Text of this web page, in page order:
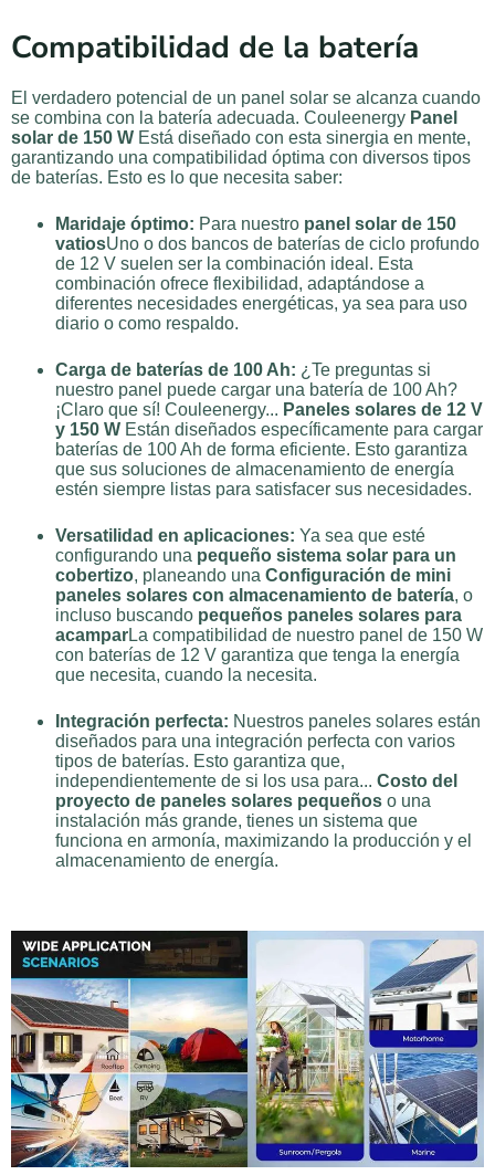
Compatibilidad de la batería
El verdadero potencial de un panel solar se alcanza cuando
se combina con la batería adecuada. Couleenergy Panel
solar de 150 W Está diseñado con esta sinergia en mente,
garantizando una compatibilidad óptima con diversos tipos
de baterías. Esto es lo que necesita saber:
Maridaje óptimo: Para nuestro panel solar de 150
vatiosUno o dos bancos de baterías de ciclo profundo
de 12 V suelen ser la combinación ideal. Esta
combinación ofrece flexibilidad, adaptándose a
diferentes necesidades energéticas, ya sea para uso
diario o como respaldo.
Carga de baterías de 100 Ah: ¿Te preguntas si
nuestro panel puede cargar una batería de 100 Ah?
¡Claro que sí! Couleenergy... Paneles solares de 12 V
y 150 W Están diseñados específicamente para cargar
baterías de 100 Ah de forma eficiente. Esto garantiza
que sus soluciones de almacenamiento de energía
estén siempre listas para satisfacer sus necesidades.
Versatilidad en aplicaciones: Ya sea que esté
configurando una pequeño sistema solar para un
cobertizo, planeando una Configuración de mini
paneles solares con almacenamiento de batería, o
incluso buscando pequeños paneles solares para
acamparLa compatibilidad de nuestro panel de 150 W
con baterías de 12 V garantiza que tenga la energía
que necesita, cuando la necesita.
Integración perfecta: Nuestros paneles solares están
diseñados para una integración perfecta con varios
tipos de baterías. Esto garantiza que,
independientemente de si los usa para... Costo del
proyecto de paneles solares pequeños o una
instalación más grande, tienes un sistema que
funciona en armonía, maximizando la producción y el
almacenamiento de energía.